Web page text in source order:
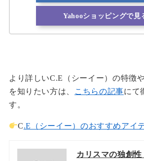
Yahooショッピングで見
より詳しいC.E（シーイー）の特徴
を知りたい方は、
こちらの記事にて
す。
C.E（シーイー）のおすすめアイ
カリスマの独創